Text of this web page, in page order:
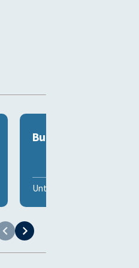
Bundeskanzleramt
Untergliederung